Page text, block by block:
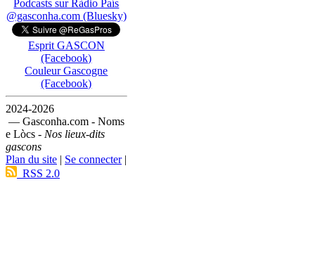
Podcasts sur Ràdio País
@gasconha.com (Bluesky)
Esprit GASCON
(Facebook)
Couleur Gascogne
(Facebook)
2024-2026
— Gasconha.com - Noms
e Lòcs - Nos lieux-dits
gascons
Plan du site | Se connecter|
RSS 2.0